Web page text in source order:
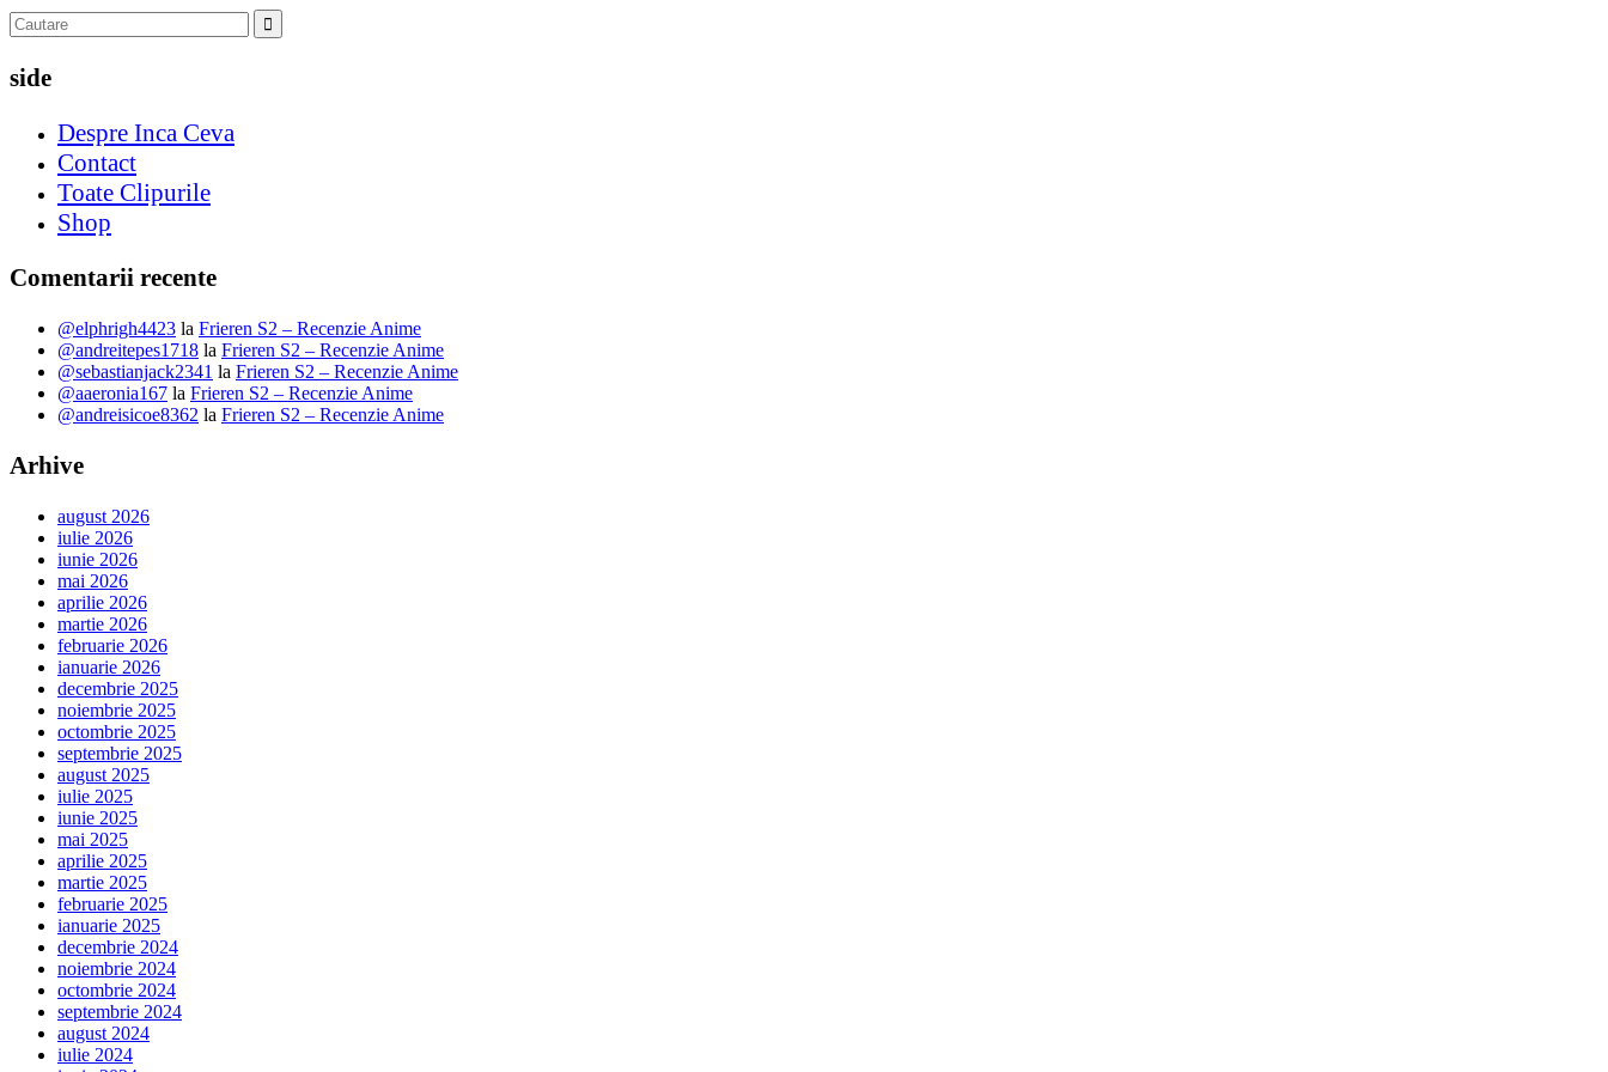
side
Despre Inca Ceva
Contact
Toate Clipurile
Shop
Comentarii recente
@elphrigh4423 la Frieren S2 – Recenzie Anime
@andreitepes1718 la Frieren S2 – Recenzie Anime
@sebastianjack2341 la Frieren S2 – Recenzie Anime
@aaeronia167 la Frieren S2 – Recenzie Anime
@andreisicoe8362 la Frieren S2 – Recenzie Anime
Arhive
august 2026
iulie 2026
iunie 2026
mai 2026
aprilie 2026
martie 2026
februarie 2026
ianuarie 2026
decembrie 2025
noiembrie 2025
octombrie 2025
septembrie 2025
august 2025
iulie 2025
iunie 2025
mai 2025
aprilie 2025
martie 2025
februarie 2025
ianuarie 2025
decembrie 2024
noiembrie 2024
octombrie 2024
septembrie 2024
august 2024
iulie 2024